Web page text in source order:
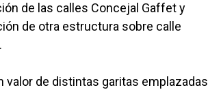
de las calles Concejal Gaffet y
de otra estructura sobre calle
valor de distintas garitas emplazadas